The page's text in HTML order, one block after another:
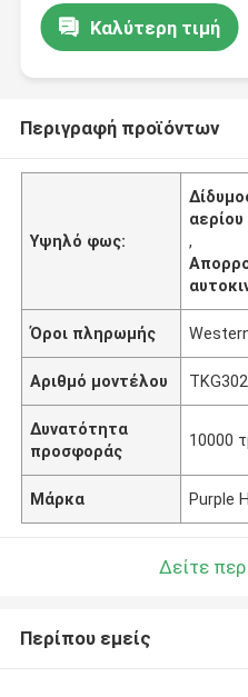
Καλύτερη τιμή
Περιγραφή προϊόντων
Υψηλό φως:
,
Όροι πληρωμής
Αριθμό μοντέλου
Δυνατότητα
προσφοράς
10000
Μάρκα Purple
Δείτε
Περίπου εμείς